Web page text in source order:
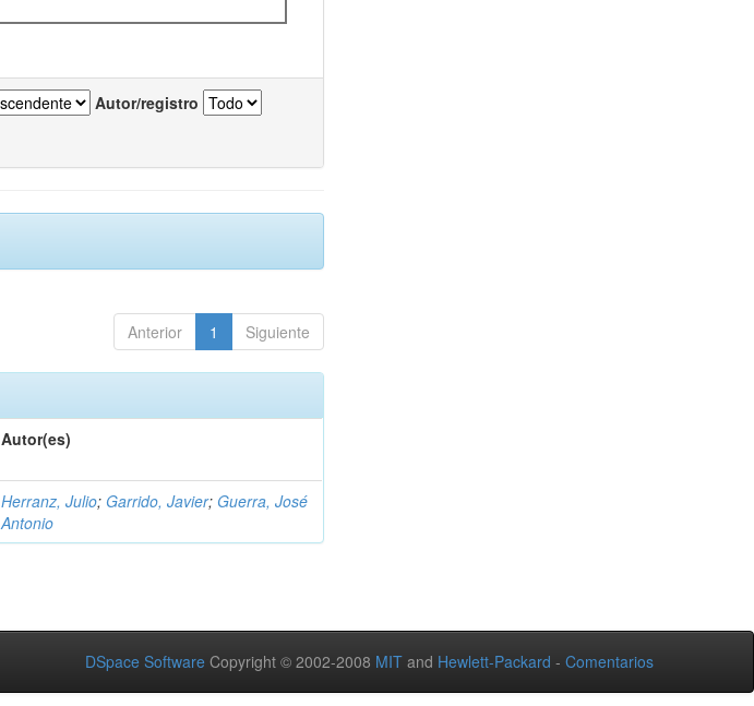
Autor/registro
Anterior 1 Siguiente
Autor(es)
Herranz, Julio; Garrido, Javier; Guerra, José
Antonio
DSpace Software Copyright © 2002-2008 MIT and Hewlett-Packard - Comentarios